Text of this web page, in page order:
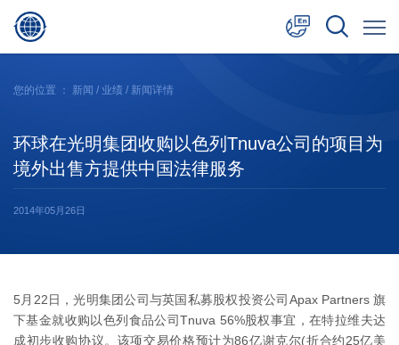
日本語
您的位置 ： 新闻 / 业绩 / 新闻详情
环球在光明集团收购以色列Tnuva公司的项目为
境外出售方提供中国法律服务
2014年05月26日
5月22日，光明集团公司与英国私募股权投资公司Apax Partners 旗
下基金就收购以色列食品公司Tnuva 56%股权事宜，在特拉维夫达
成初步收购协议。该项交易价格预计为86亿谢克尔(折合约25亿美